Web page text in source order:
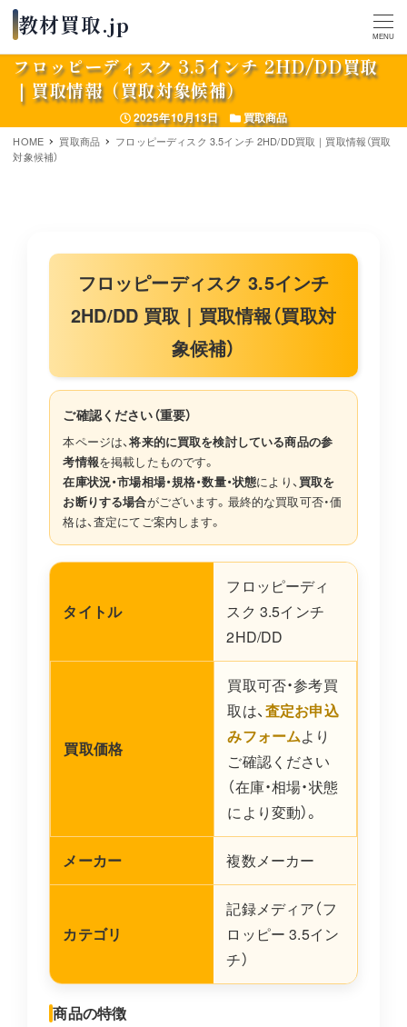
MENU
フロッピーディスク 3.5インチ 2HD/DD買取
｜買取情報（買取対象候補）
投稿日
2025年10月13日 カテゴリー
買取商品
HOME 買取商品
フロッピーディスク 3.5インチ 2HD/DD買取｜買取情報（買取
対象候補）
フロッピーディスク 3.5インチ
2HD/DD 買取｜買取情報（買取対
象候補）
ご確認ください（重要）
本ページは、将来的に買取を検討している商品の参
考情報を掲載したものです。
在庫状況・市場相場・規格・数量・状態により、買取を
お断りする場合がございます。最終的な買取可否・価
格は、査定にてご案内します。
タイトル
フロッピーディ
スク 3.5インチ
2HD/DD
買取価格
買取可否・参考買
取は、査定お申込
みフォームより
ご確認ください
（在庫・相場・状態
により変動）。
メーカー 複数メーカー
カテゴリ
記録メディア（フ
ロッピー 3.5イン
チ）
商品の特徴